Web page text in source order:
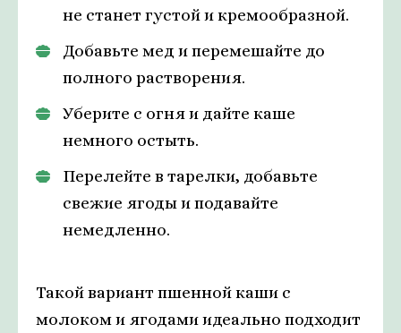
не станет густой и кремообразной.
Добавьте мед и перемешайте до
полного растворения.
Уберите с огня и дайте каше
немного остыть.
Перелейте в тарелки, добавьте
свежие ягоды и подавайте
немедленно.
Такой вариант пшенной каши с
молоком и ягодами идеально подходит